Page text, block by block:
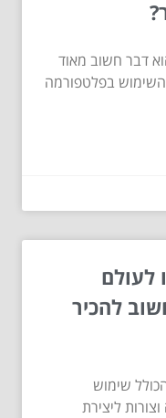
דבר חשוב מאוד
השימוש בפלטפורמה
לעולם
להכיר
שימוש
ליצירת